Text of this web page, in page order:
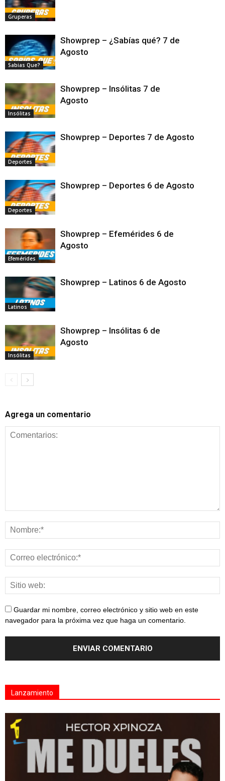
Gruperas
Sabias Que?
Showprep – ¿Sabías qué? 7 de
Agosto
Insólitas
Showprep – Insólitas 7 de
Agosto
Deportes
Showprep – Deportes 7 de Agosto
Deportes
Showprep – Deportes 6 de Agosto
Efemérides
Showprep – Efemérides 6 de
Agosto
Latinos
Showprep – Latinos 6 de Agosto
Insólitas
Showprep – Insólitas 6 de
Agosto
Agrega un comentario
Guardar mi nombre, correo electrónico y sitio web en este
navegador para la próxima vez que haga un comentario.
Lanzamiento